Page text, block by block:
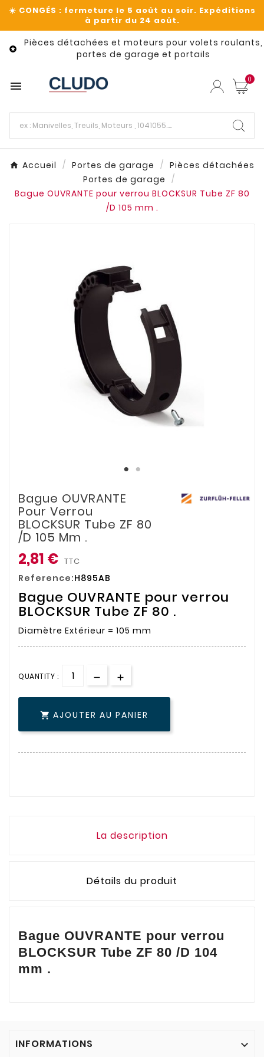

Pièces détachées et moteurs pour volets roulants,
portes de garage et portails
 0
Accueil Portes de garage
Pièces détachées
Portes de garage
Bague OUVRANTE pour verrou BLOCKSUR Tube ZF 80
/D 105 mm .
Bague OUVRANTE
Pour Verrou
BLOCKSUR Tube ZF 80
/D 105 Mm .
2,81 € TTC
Reference:H895AB
Bague OUVRANTE pour verrou
BLOCKSUR Tube ZF 80 .
Diamètre Extérieur = 105 mm
QUANTITY :
 AJOUTER AU PANIER
La description
Détails du produit
Bague OUVRANTE pour verrou
BLOCKSUR Tube ZF 80 /D 104
mm .
INFORMATIONS 